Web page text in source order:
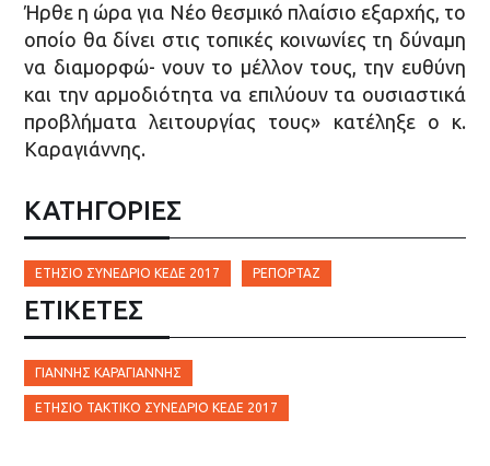
Ήρθε η ώρα για Νέο θεσµικό πλαίσιο εξαρχής, το
οποίο θα δίνει στις τοπικές κοινωνίες τη δύναµη
να διαµορφώ- νουν το µέλλον τους, την ευθύνη
και την αρµοδιότητα να επιλύουν τα ουσιαστικά
προβλήµατα λειτουργίας τους» κατέληξε ο κ.
Καραγιάννης.
ΚΑΤΗΓΟΡΙΕΣ
ΕΤΉΣΙΟ ΣΥΝΈΔΡΙΟ ΚΕΔΕ 2017 ΡΕΠΟΡΤΆΖ
ΕΤΙΚΈΤΕΣ
ΓΙΆΝΝΗΣ ΚΑΡΑΓΙΆΝΝΗΣ
ΕΤΉΣΙΟ ΤΑΚΤΙΚΌ ΣΥΝΈΔΡΙΟ ΚΕΔΕ 2017